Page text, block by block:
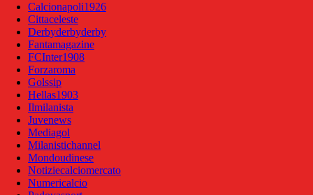
Calcionapoli1926
Cittaceleste
Derbyderbyderby
Fantamagazine
FCInter1908
Forzaroma
Golssip
Hellas1903
Ilmilanista
Juvenews
Mediagol
Milanistichannel
Mondoudinese
Notiziecalciomercato
Numericalcio